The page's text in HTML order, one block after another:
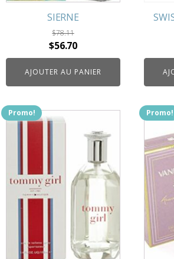
SIERNE
$78.11
Le
prix
initial
était :
$56.70Le
prix
actuel
est :
AJOUTER AU PANIER
Promo! Promo!